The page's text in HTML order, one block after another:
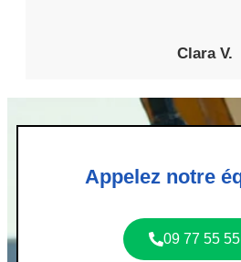
Clara V.
Appelez notre
09 77 55